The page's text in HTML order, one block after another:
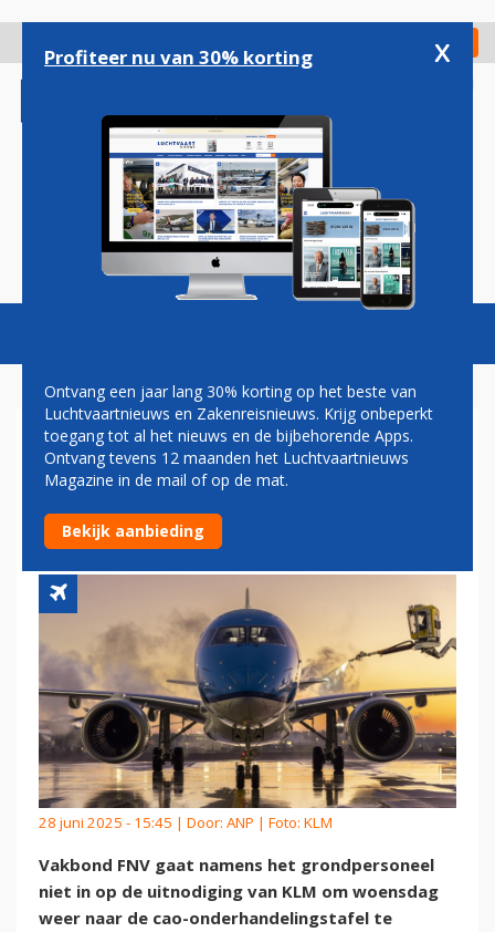
gaan
Check in
Magazine Podcasts Vacatures
FNV WIL NIET MET KLM
PRATEN EN DREIGT OPNIEUW
MET STAKING
28 juni 2025 - 15:45 | Door: ANP | Foto: KLM
Vakbond FNV gaat namens het grondpersoneel
niet in op de uitnodiging van KLM om woensdag
weer naar de cao-onderhandelingstafel te
Profiteer nu van 30% korting x
Ontvang een jaar lang 30% korting op het beste van
Luchtvaartnieuws en Zakenreisnieuws. Krijg onbeperkt
toegang tot al het nieuws en de bijbehorende Apps.
Ontvang tevens 12 maanden het Luchtvaartnieuws
Magazine in de mail of op de mat.
Bekijk aanbieding